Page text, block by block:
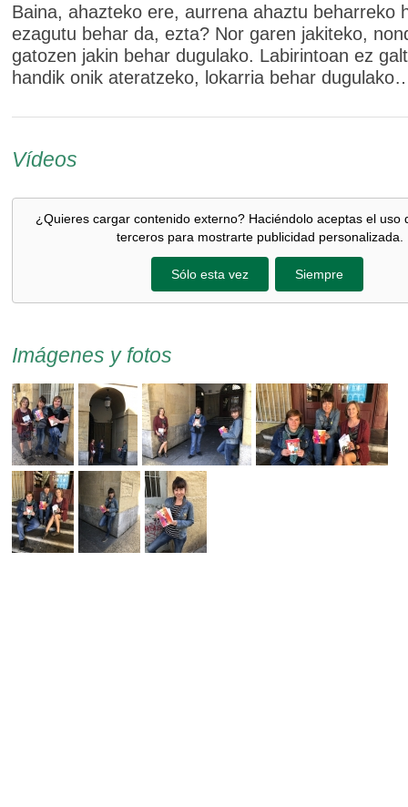
Baina, ahazteko ere, aurrena ahaztu beharreko
ezagutu behar da, ezta? Nor garen jakiteko,
gatozen jakin behar dugulako. Labirintoan ez
handik onik ateratzeko, lokarria behar
Vídeos
¿Quieres cargar contenido externo? Haciéndolo aceptas el uso
terceros para mostrarte publicidad personalizada.
Sólo esta vez Siempre
Imágenes y fotos